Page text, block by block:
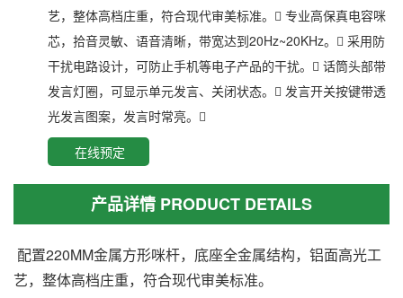
艺，整体高档庄重，符合现代审美标准。 专业高保真电容咪
芯，拾音灵敏、语音清晰，带宽达到20Hz~20KHz。 采用防
干扰电路设计，可防止手机等电子产品的干扰。 话筒头部带
发言灯圈，可显示单元发言、关闭状态。 发言开关按键带透
光发言图案，发言时常亮。
在线预定
产品详情 PRODUCT DETAILS
配置220MM金属方形咪杆，底座全金属结构，铝面高光工
艺，整体高档庄重，符合现代审美标准。